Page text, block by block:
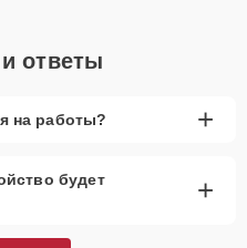
ответы
на работы? +
будет
+